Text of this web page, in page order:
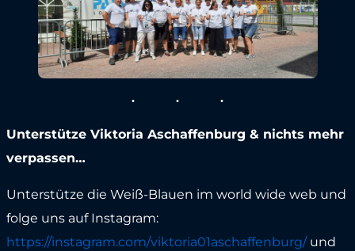
Unterstütze Viktoria Aschaffenburg & nichts mehr
verpassen…
Unterstütze die Weiß-Blauen im world wide web und
folge uns auf Instagram:
https://instagram.com/viktoria01aschaffenburg/und